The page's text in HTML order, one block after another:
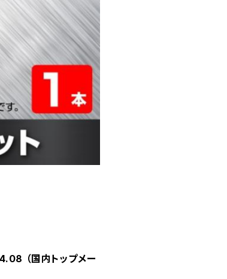
（国内トップメー